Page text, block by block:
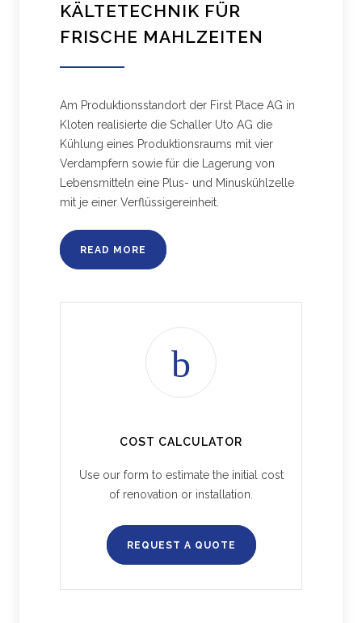
KÄLTETECHNIK FÜR
FRISCHE MAHLZEITEN
Am Produktionsstandort der First Place AG in
Kloten realisierte die Schaller Uto AG die
Kühlung eines Produktionsraums mit vier
Verdampfern sowie für die Lagerung von
Lebensmitteln eine Plus- und Minuskühlzelle
mit je einer Verflüssigereinheit.
READ MORE
COST CALCULATOR
Use our form to estimate the initial cost
of renovation or installation.
REQUEST A QUOTE